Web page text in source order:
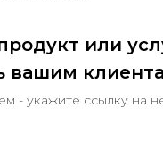
или
вашим
- укажите ссылку на